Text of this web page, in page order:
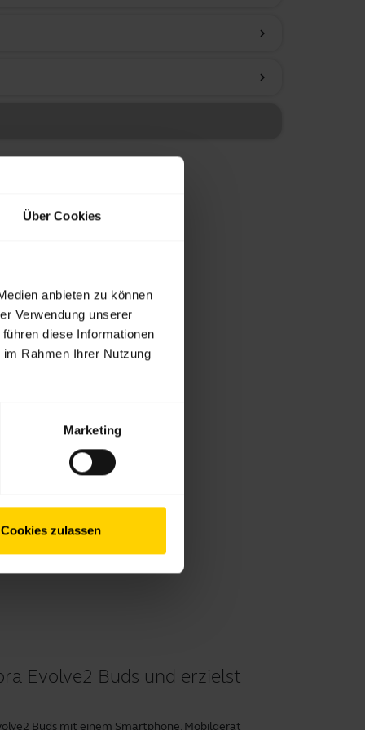
Über Cookies
anbieten zu können
Verwendung unserer
diese Informationen
Rahmen Ihrer Nutzung
Marketing
Cookies zulassen
chevron_right
chevron_right
Evolve2 Buds und erzielst
Buds mit einem Smartphone, Mobilgerät